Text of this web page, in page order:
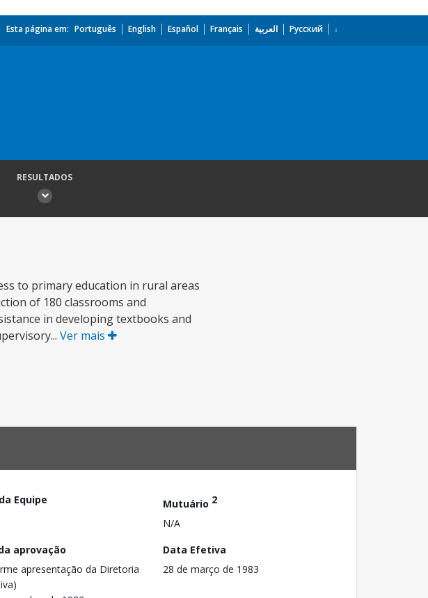
Esta página em: Português English Español Français العربية Русский
RESULTADOS
to primary education in rural areas
of 180 classrooms and
in developing textbooks and
Ver mais
Equipe Mutuário 2
N/A
aprovação
apresentação da Diretoria
Data Efetiva
28 de março de 1983